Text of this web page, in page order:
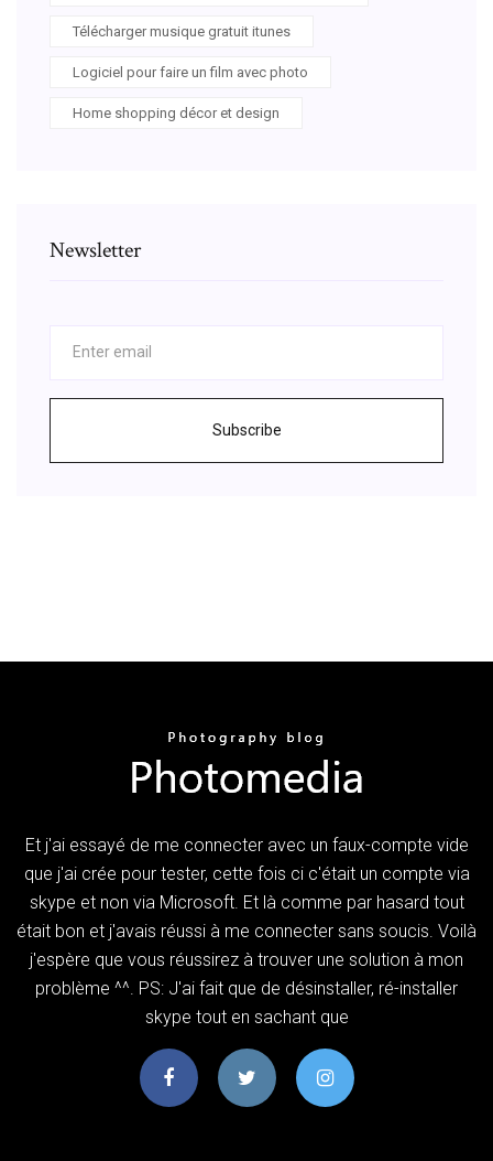
Télécharger musique gratuit itunes
Logiciel pour faire un film avec photo
Home shopping décor et design
Newsletter
Subscribe
Et j'ai essayé de me connecter avec un faux-compte vide
que j'ai crée pour tester, cette fois ci c'était un compte via
skype et non via Microsoft. Et là comme par hasard tout
était bon et j'avais réussi à me connecter sans soucis. Voilà
j'espère que vous réussirez à trouver une solution à mon
problème ^^. PS: J'ai fait que de désinstaller, ré-installer
skype tout en sachant que